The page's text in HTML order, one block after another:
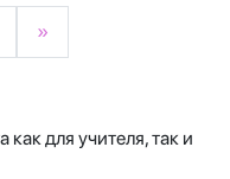
»
для учителя, так и